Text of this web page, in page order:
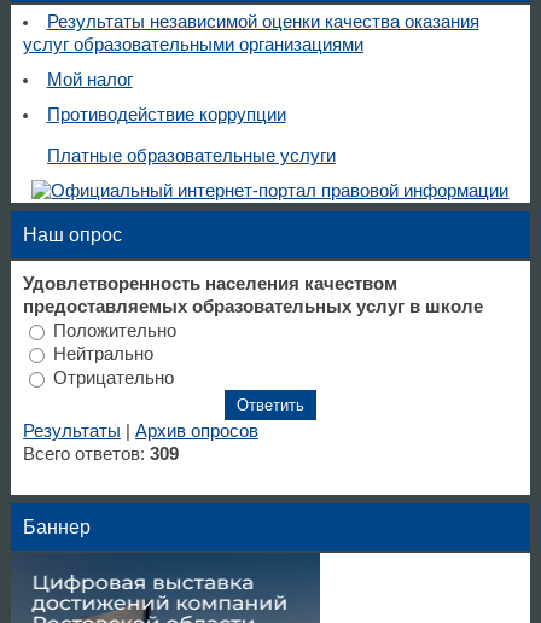
Результаты независимой оценки качества оказания
услуг образовательными организациями
Мой налог
Противодействие коррупции
Платные образовательные услуги
Наш опрос
Удовлетворенность населения качеством
предоставляемых образовательных услуг в школе
Положительно
Нейтрально
Отрицательно
Результаты | Архив опросов
Всего ответов: 309
Баннер